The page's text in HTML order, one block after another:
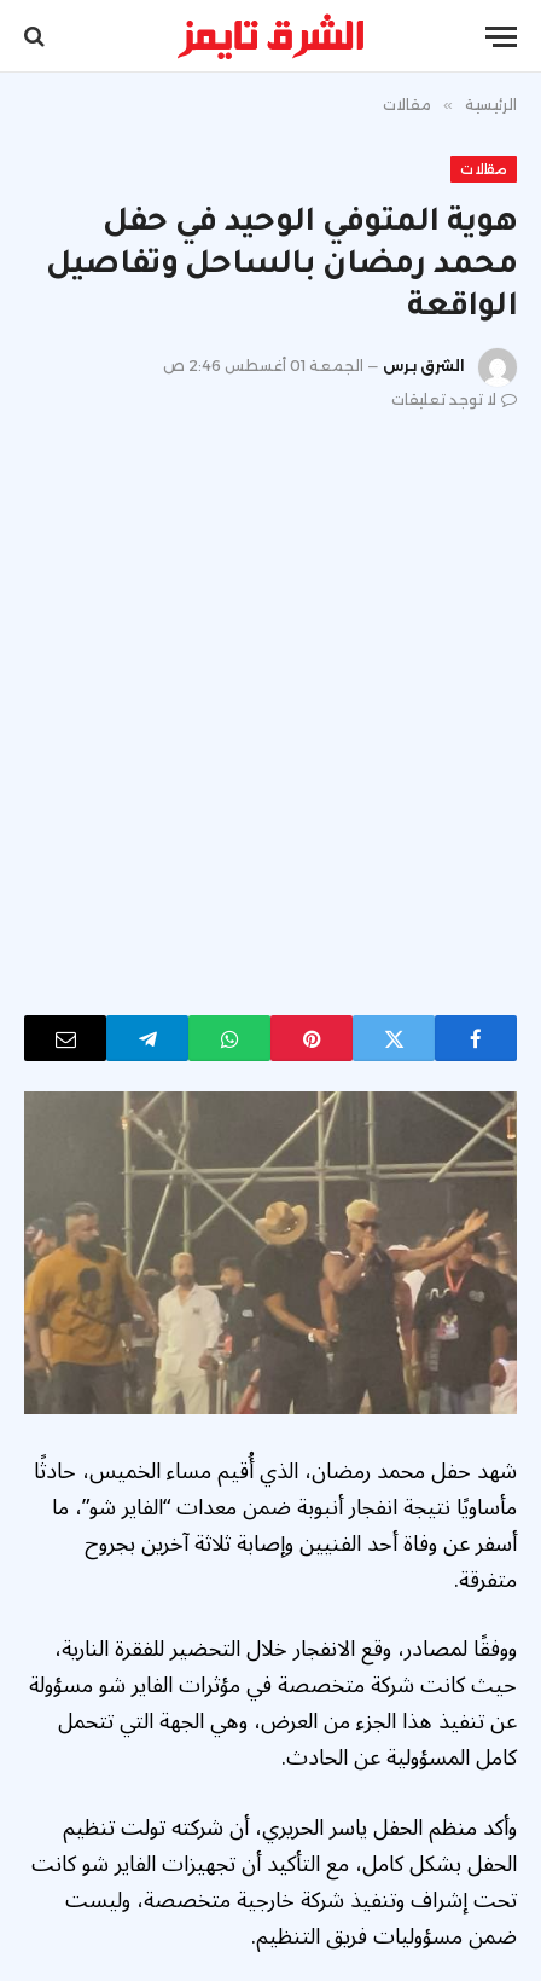
الرئيسية » مقالات
مقالات
هوية المتوفي الوحيد في حفل
محمد رمضان بالساحل وتفاصيل
الواقعة
الشرق برس
الجمعة 01 أغسطس 2:46 ص
لا توجد تعليقات
شهد حفل محمد رمضان، الذي أُقيم مساء الخميس، حادثًا
مأساويًا نتيجة انفجار أنبوبة ضمن معدات “الفاير شو”، ما
أسفر عن وفاة أحد الفنيين وإصابة ثلاثة آخرين بجروح
متفرقة.
ووفقًا لمصادر، وقع الانفجار خلال التحضير للفقرة النارية،
حيث كانت شركة متخصصة في مؤثرات الفاير شو مسؤولة
عن تنفيذ هذا الجزء من العرض، وهي الجهة التي تتحمل
كامل المسؤولية عن الحادث.
وأكد منظم الحفل ياسر الحريري، أن شركته تولت تنظيم
الحفل بشكل كامل، مع التأكيد أن تجهيزات الفاير شو كانت
تحت إشراف وتنفيذ شركة خارجية متخصصة، وليست
ضمن مسؤوليات فريق التنظيم.